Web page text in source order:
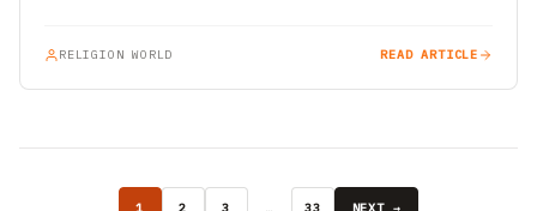
RELIGION WORLD READ ARTICLE
1 2 3 33 NEXT →